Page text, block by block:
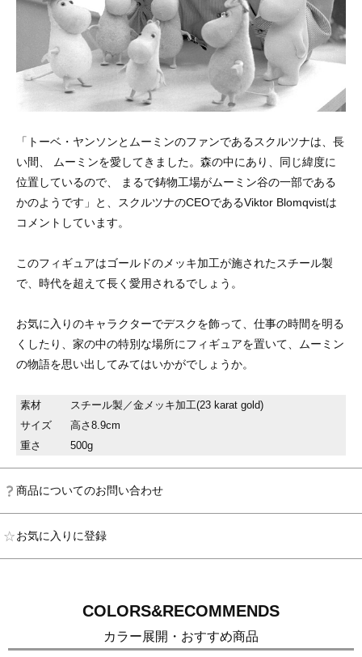
「トーベ・ヤンソンとムーミンのファンであるスクルツナは、長
い間、 ムーミンを愛してきました。森の中にあり、同じ緯度に
位置しているので、 まるで鋳物工場がムーミン谷の一部である
かのようです」と、スクルツナのCEOであるViktor Blomqvistは
コメントしています。
このフィギュアはゴールドのメッキ加工が施されたスチール製
で、時代を超えて長く愛用されるでしょう。
お気に入りのキャラクターでデスクを飾って、仕事の時間を明る
くしたり、家の中の特別な場所にフィギュアを置いて、ムーミン
の物語を思い出してみてはいかがでしょうか。
素材
スチール製／金メッキ加工(23 karat gold)
サイズ
高さ8.9cm
重さ
500g
商品についてのお問い合わせ
お気に入りに登録
COLORS&RECOMMENDS
カラー展開・おすすめ商品